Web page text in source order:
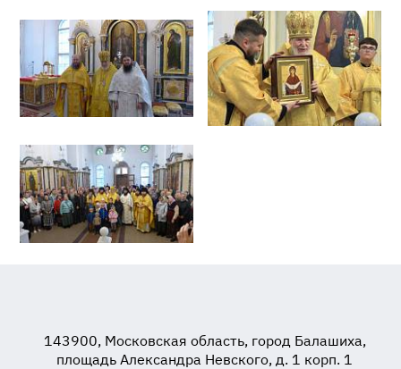
143900, Московская область, город Балашиха,
площадь Александра Невского, д. 1 корп. 1